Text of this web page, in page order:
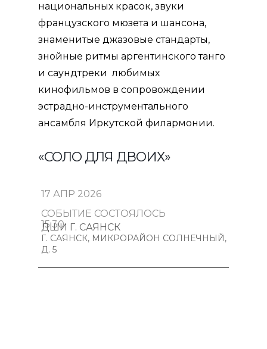
национальных красок, звуки
французского мюзета и шансона,
знаменитые джазовые стандарты,
знойные ритмы аргентинского танго
и саундтреки любимых
кинофильмов в сопровождении
эстрадно-инструментального
ансамбля Иркутской филармонии.
«СОЛО ДЛЯ ДВОИХ»
17 АПР 2026
СОБЫТИЕ СОСТОЯЛОСЬ
15:30
ДШИ Г. САЯНСК
Г. САЯНСК, МИКРОРАЙОН СОЛНЕЧНЫЙ,
Д. 5